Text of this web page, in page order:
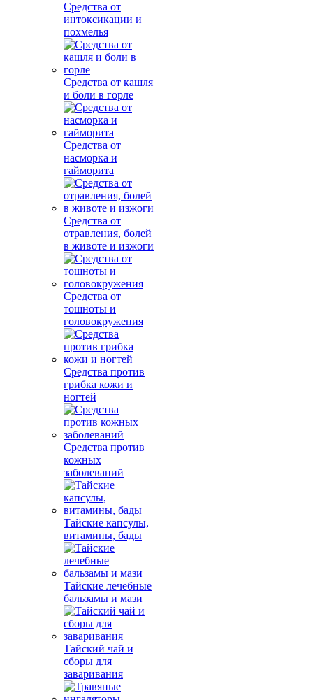
Средства от
интоксикации и
похмелья
Средства от кашля
и боли в горле
Средства от
насморка и
гайморита
Средства от
отравления, болей
в животе и изжоги
Средства от
тошноты и
головокружения
Средства против
грибка кожи и
ногтей
Средства против
кожных
заболеваний
Тайские капсулы,
витамины, бады
Тайские лечебные
бальзамы и мази
Тайский чай и
сборы для
заваривания